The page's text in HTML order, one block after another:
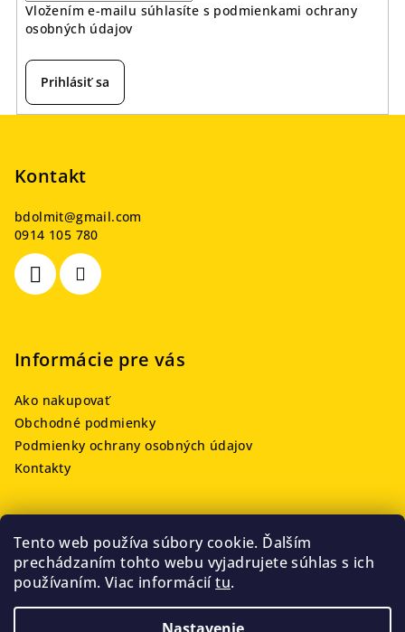
Tento web používa súbory cookie. Ďalším
prechádzaním tohto webu vyjadrujete súhlas s ich
používaním. Viac informáciítu.
Vložením e-mailu súhlasíte s podmienkami ochrany
osobných údajov
Prihlásiť sa
Kontakt
bdolmit@gmail.com
0914 105 780
Informácie pre vás
Ako nakupovať
Obchodné podmienky
Podmienky ochrany osobných údajov
Kontakty
Prijímame online platby